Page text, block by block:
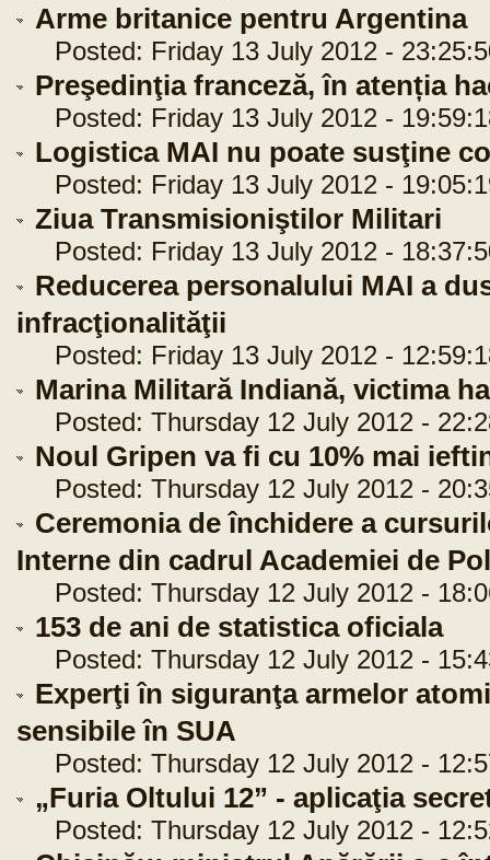
Arme britanice pentru Argentina
Posted: Friday 13 July 2012 -
Preşedinţia franceză, în atenția
Posted: Friday 13 July 2012 -
Logistica MAI nu poate susţine
Posted: Friday 13 July 2012 -
Ziua Transmisioniştilor Militari
Posted: Friday 13 July 2012 -
Reducerea personalului MAI a
infracţionalităţii
Posted: Friday 13 July 2012 -
Marina Militară Indiană, victima
Posted: Thursday 12 July 2012 -
Noul Gripen va fi cu 10% mai
Posted: Thursday 12 July 2012 -
Ceremonia de închidere a
Interne din cadrul Academiei de
Posted: Thursday 12 July 2012 -
153 de ani de statistica oficiala
Posted: Thursday 12 July 2012 -
Experţi în siguranţa armelor
sensibile în SUA
Posted: Thursday 12 July 2012 -
„Furia Oltului 12” - aplicaţia
Posted: Thursday 12 July 2012 -